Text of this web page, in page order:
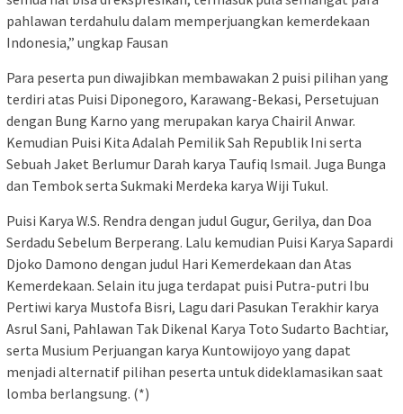
pahlawan terdahulu dalam memperjuangkan kemerdekaan
Indonesia,” ungkap Fausan
Para peserta pun diwajibkan membawakan 2 puisi pilihan yang
terdiri atas Puisi Diponegoro, Karawang-Bekasi, Persetujuan
dengan Bung Karno yang merupakan karya Chairil Anwar.
Kemudian Puisi Kita Adalah Pemilik Sah Republik Ini serta
Sebuah Jaket Berlumur Darah karya Taufiq Ismail. Juga Bunga
dan Tembok serta Sukmaki Merdeka karya Wiji Tukul.
Puisi Karya W.S. Rendra dengan judul Gugur, Gerilya, dan Doa
Serdadu Sebelum Berperang. Lalu kemudian Puisi Karya Sapardi
Djoko Damono dengan judul Hari Kemerdekaan dan Atas
Kemerdekaan. Selain itu juga terdapat puisi Putra-putri Ibu
Pertiwi karya Mustofa Bisri, Lagu dari Pasukan Terakhir karya
Asrul Sani, Pahlawan Tak Dikenal Karya Toto Sudarto Bachtiar,
serta Musium Perjuangan karya Kuntowijoyo yang dapat
menjadi alternatif pilihan peserta untuk dideklamasikan saat
lomba berlangsung. (*)